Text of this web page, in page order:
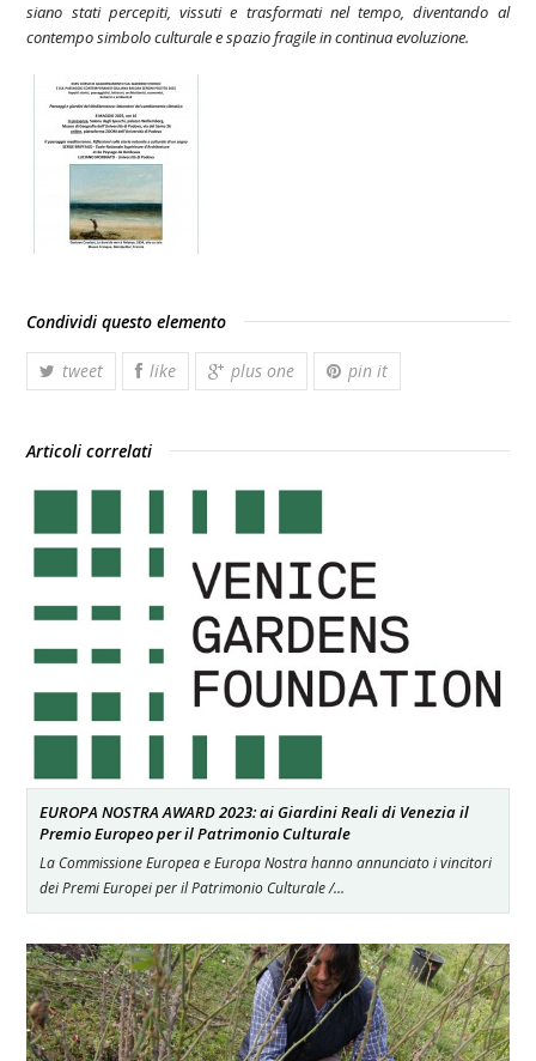
siano stati percepiti, vissuti e trasformati nel tempo, diventando al
contempo simbolo culturale e spazio fragile in continua evoluzione.
Condividi questo elemento
tweet like plus one pin it
Articoli correlati
EUROPA NOSTRA AWARD 2023: ai Giardini Reali di Venezia il
Premio Europeo per il Patrimonio Culturale
La Commissione Europea e Europa Nostra hanno annunciato i vincitori
dei Premi Europei per il Patrimonio Culturale /…